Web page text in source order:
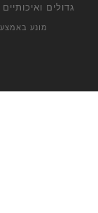
גדולים
מונע